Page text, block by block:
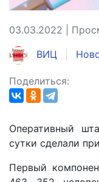
03.03.2022 |
ВИЦ
Поделиться:
Оперативный
сутки сделали
Первый